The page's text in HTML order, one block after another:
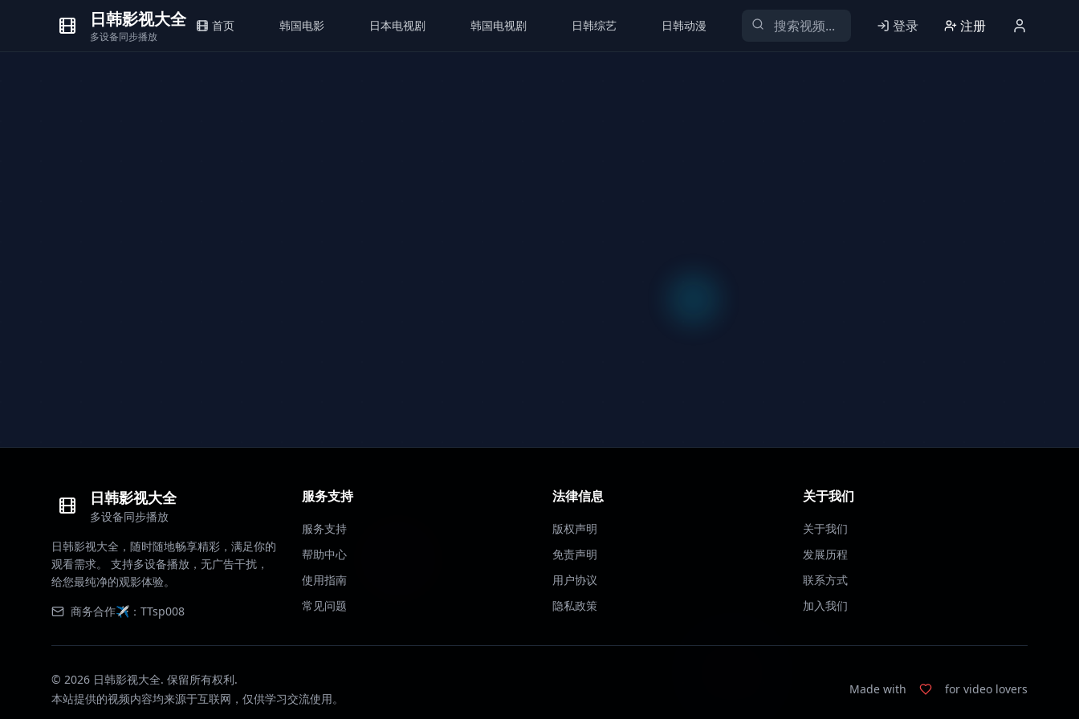
日韩影视大全
多设备同步播放
首页 韩国电影 日本电视剧 韩国电视剧 日韩综艺 日韩动漫 登录 注册
日韩影视大全
多设备同步播放
日韩影视大全，随时随地畅享精彩，满足你的
观看需求。 支持多设备播放，无广告干扰，
给您最纯净的观影体验。
商务合作✈️：TTsp008
服务支持
服务支持
帮助中心
使用指南
常见问题
法律信息
版权声明
免责声明
用户协议
隐私政策
关于我们
关于我们
发展历程
联系方式
加入我们
© 2026 日韩影视大全. 保留所有权利.
本站提供的视频内容均来源于互联网，仅供学习交流使用。
Made with for video lovers